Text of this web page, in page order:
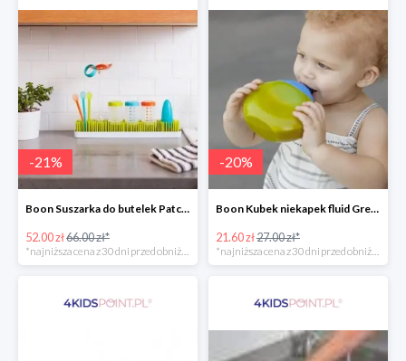
-21%
Boon Suszarka do butelek Patch -20%
52.00 zł66.00 zł*
*najniższa cena z 30 dni przed obniżką
-20%
Boon Kubek niekapek fluid Green/Blue -20%
21.60 zł27.00 zł*
*najniższa cena z 30 dni przed obniżką